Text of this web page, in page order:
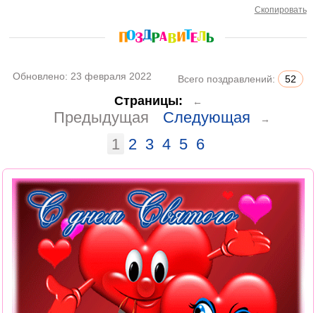
Скопировать
Обновлено: 23 февраля 2022 Всего поздравлений: 52
Страницы: ←
Предыдущая Следующая →
1 2 3 4 5 6